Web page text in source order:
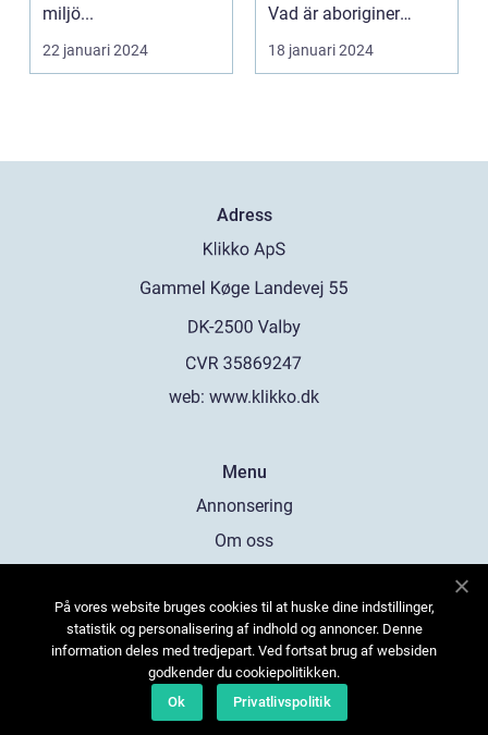
miljö...
22 januari 2024
Vad är aboriginer
konst och ...
18 januari 2024
Adress
web: www.klikko.dk
Menu
Annonsering
Om oss
Kontakta oss
Sitemap
På vores website bruges cookies til at huske dine indstillinger,
statistik og personalisering af indhold og annoncer. Denne
information deles med tredjepart. Ved fortsat brug af websiden
godkender du cookiepolitikken.
Ok
Privatlivspolitik